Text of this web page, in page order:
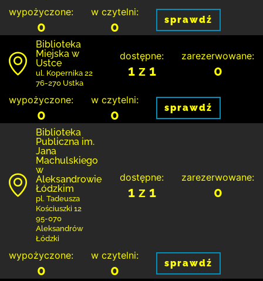
wypożyczone:
0
w czytelni:
0 sprawdź
Biblioteka
Miejska w
Ustce
ul. Kopernika 22
76-270 Ustka
dostępne:
1 z 1
zarezerwowane:
0
wypożyczone:
0
w czytelni:
0 sprawdź
Biblioteka
Publiczna im.
Jana
Machulskiego
w
Aleksandrowie
Łódzkim
pl. Tadeusza
Kościuszki 12
95-070
Aleksandrów
Łódzki
dostępne:
1 z 1
zarezerwowane:
0
wypożyczone:
0
w czytelni:
0 sprawdź